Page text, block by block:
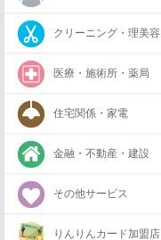
クリーニング・理美容
医療・施術所・薬局
住宅関係・家電
金融・不動産・建設
その他サービス
りんりんカード加盟店